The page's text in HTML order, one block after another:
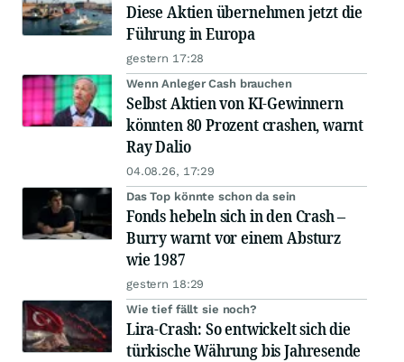
Diese Aktien übernehmen jetzt die
Führung in Europa
gestern 17:28
Wenn Anleger Cash brauchen
Selbst Aktien von KI-Gewinnern
könnten 80 Prozent crashen, warnt
Ray Dalio
04.08.26, 17:29
Das Top könnte schon da sein
Fonds hebeln sich in den Crash –
Burry warnt vor einem Absturz
wie 1987
gestern 18:29
Wie tief fällt sie noch?
Lira-Crash: So entwickelt sich die
türkische Währung bis Jahresende